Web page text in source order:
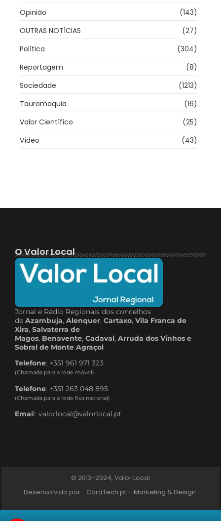
Opinião
(143)
OUTRAS NOTÍCIAS
(27)
Política
(304)
Reportagem
(8)
Sociedade
(1213)
Tauromaquia
(16)
Valor Científico
(25)
Vídeo
(43)
O Valor Local
Jornal e Rádio Regionais dos concelhos
de Azambuja, Alenquer, Cartaxo, Vila Franca de
Xira, Salvaterra de
Magos, Benavente, Cadaval, Arruda dos Vinhos e
Sobral de Monte Agraçol
Telefone: +351 961 971 323
(Chamada para a rede móvel)
Telefone: +351 263 048 895
(Chamada para a rede fixa nacional)
Email: valorlocal@valorlocal.pt
© 2013-2024, Valor Local
Desenvolvido por: CordTech.pt – Marketing & Design